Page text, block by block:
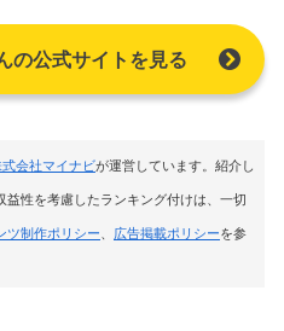
の公式サイトを見る
式会社マイナビが運営しています。紹介し
性を考慮したランキング付けは、一切
ツ制作ポリシー、 広告掲載ポリシーを参